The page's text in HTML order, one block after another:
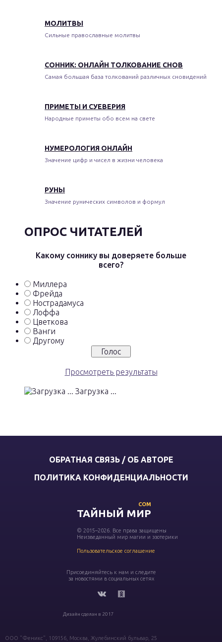
МОЛИТВЫ
Сильные православные молитвы
СОННИК: ОНЛАЙН ТОЛКОВАНИЕ СНОВ
Самая большая база толкований различных сновидений
ПРИМЕТЫ И СУЕВЕРИЯ
Народные приметы обо всем на свете
НУМЕРОЛОГИЯ ОНЛАЙН
Значение цифр и чисел в жизни человека
РУНЫ
Значение рунических символов и формул
ОПРОС ЧИТАТЕЛЕЙ
Какому соннику вы доверяете больше
всего?
Миллера
Фрейда
Нострадамуса
Лоффа
Цветкова
Ванги
Другому
Просмотреть результаты
Загрузка ...
ОБРАТНАЯ СВЯЗЬ / ОБ АВТОРЕ
ПОЛИТИКА КОНФИДЕНЦИАЛЬНОСТИ
ТАЙНЫЙ МИР
COM
© 2015–2026. Все права защищены
Неизведанный мир магии и эзотерики
Пользовательское соглашение
Присоединяйтесь к нам и следите
за новостями в социальных сетях
Дизайн сделан в 2017
ООО "Феникс", 109156, Москва, Жулебинский бульвар, 25